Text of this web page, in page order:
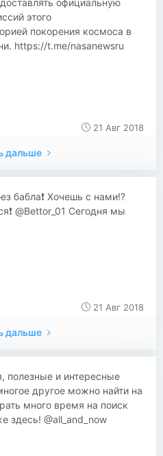
официальную
этого
покорения космоса в
https://t.me/nasanewsru
21 Авг 2018
дальше
бабла❗️ Хочешь с нами⁉️
@Bettor_01 Сегодня мы
21 Авг 2018
дальше
полезные и интересные
другое можно найти на
много время на поиск
здесь! @all_and_now